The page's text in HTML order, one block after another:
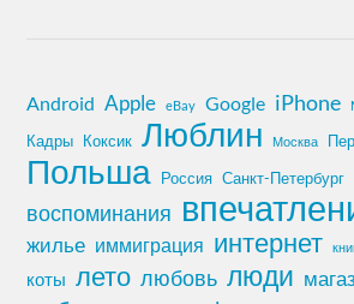
Android Apple eBay Google iPhone
Кадры Коксик Люблин Москва
Польша Россия Санкт-Петербург
воспоминания
жилье иммиграция интернет
коты лето любовь люди